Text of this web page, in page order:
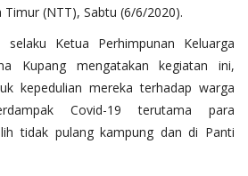
(NTT), Sabtu (6/6/2020).
selaku Ketua Perhimpunan Keluarga
Kupang mengatakan kegiatan ini,
kepedulian mereka terhadap warga
Covid-19 terutama para
tidak pulang kampung dan di Panti